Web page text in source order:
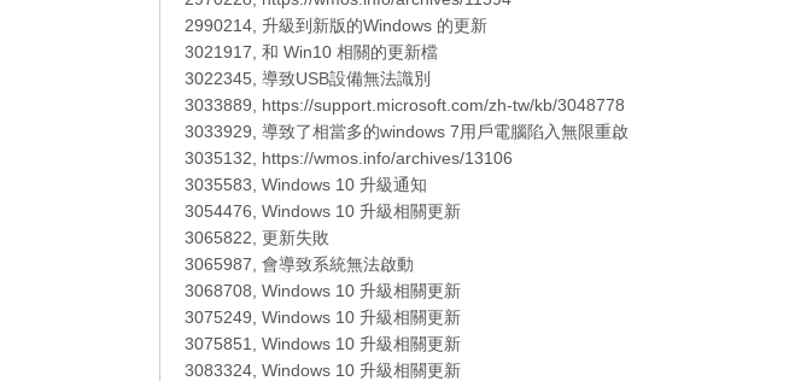
2990214, 升級到新版的Windows 的更新
3021917, 和 Win10 相關的更新檔
3022345, 導致USB設備無法識別
3033889, https://support.microsoft.com/zh-tw/kb/3048778
3033929, 導致了相當多的windows 7用戶電腦陷入無限重啟
3035132, https://wmos.info/archives/13106
3035583, Windows 10 升級通知
3054476, Windows 10 升級相關更新
3065822, 更新失敗
3065987, 會導致系統無法啟動
3068708, Windows 10 升級相關更新
3075249, Windows 10 升級相關更新
3075851, Windows 10 升級相關更新
3083324, Windows 10 升級相關更新